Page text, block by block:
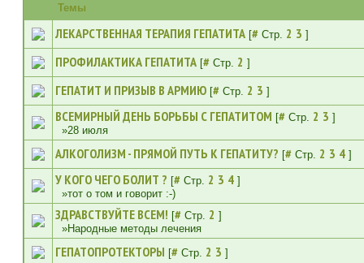
Темы
ЛЕКАРСТВЕННАЯ ТЕРАПИЯ ГЕПАТИТА [# Стр. 2 3 ]
ПРОФИЛАКТИКА ГЕПАТИТА [# Стр. 2 ]
ГЕПАТИТ И ПРИЗЫВ В АРМИЮ [# Стр. 2 3 ]
ВСЕМИРНЫЙ ДЕНЬ БОРЬБЫ С ГЕПАТИТОМ [# Стр. 2 3 ]
»28 июля
АЛКОГОЛИЗМ - ПРЯМОЙ ПУТЬ К ГЕПАТИТУ? [# Стр. 2 3 4 ]
У КОГО ЧЕГО БОЛИТ ? [# Стр. 2 3 4 ]
»тот о том и говорит :-)
ЗДРАВСТВУЙТЕ ВСЕМ! [# Стр. 2 ]
»Народные методы лечения
ГЕПАТОПРОТЕКТОРЫ [# Стр. 2 3 ]